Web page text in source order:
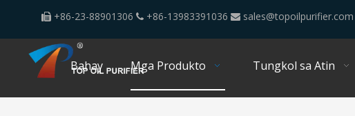
 +86-23-88901306  +86-13983391036  sales@topoilpurifier.com
Bahay Mga Produkto Tungkol sa Atin